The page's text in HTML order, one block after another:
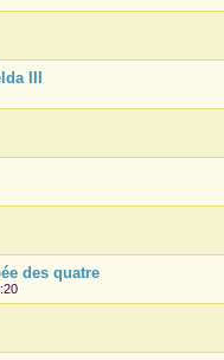
III
des quatre